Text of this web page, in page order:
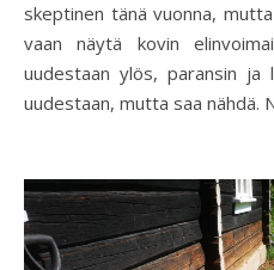
skeptinen tänä vuonna,
vaan näytä kovin
uudestaan ylös, paransin
uudestaan, mutta saa nähdä.